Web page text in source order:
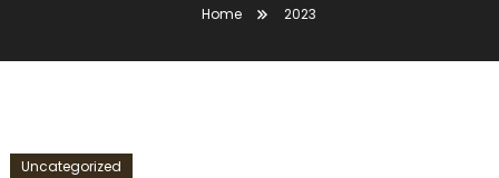
Home 2023
Uncategorized